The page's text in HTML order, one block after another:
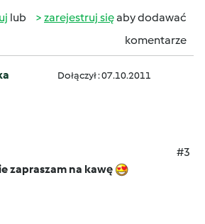
lub zarejestruj sięaby dodawać
komentarze
Dołączył : 07.10.2011
#3
zapraszam na kawę